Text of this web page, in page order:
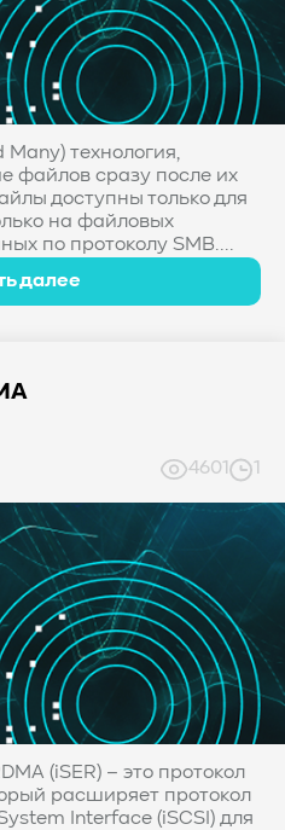
Many) технология,
файлов сразу после их
доступны только для
на файловых
по протоколу SMB....
далее
4601 1
(iSER) – это протокол
расширяет протокол
Interface (iSCSI) для